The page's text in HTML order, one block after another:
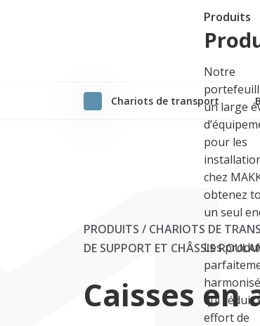
Produits
Notre
un large
pour les
chez
obtenez
un seul
Les
qui réduit
effort de
Chariots de transport
PRODUITS / CHARIOTS DE
DE SUPPORT ET CHÂSSIS
Caisses